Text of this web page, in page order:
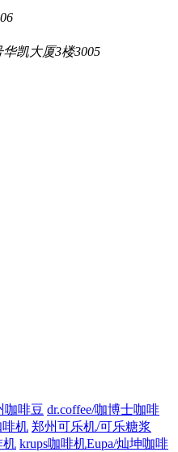
凯大厦3楼3005
咖啡豆 dr.coffee/咖博士咖啡
啡机 郑州可乐机/可乐糖浆
机 krups咖啡机Eupa/灿坤咖啡